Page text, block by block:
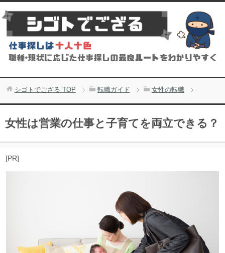
シゴトでござる TOP 転職ガイド 女性の転職
女性は営業の仕事と子育てを両立できる？
[PR]